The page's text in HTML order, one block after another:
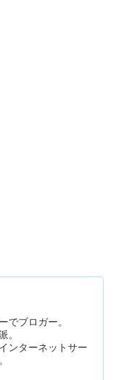
でブロガー。
。
ンターネットサー